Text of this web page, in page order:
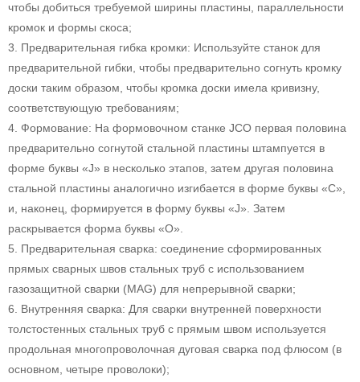
чтобы добиться требуемой ширины пластины, параллельности
кромок и формы скоса;
3. Предварительная гибка кромки: Используйте станок для
предварительной гибки, чтобы предварительно согнуть кромку
доски таким образом, чтобы кромка доски имела кривизну,
соответствующую требованиям;
4. Формование: На формовочном станке JCO первая половина
предварительно согнутой стальной пластины штампуется в
форме буквы «J» в несколько этапов, затем другая половина
стальной пластины аналогично изгибается в форме буквы «C»,
и, наконец, формируется в форму буквы «J». Затем
раскрывается форма буквы «O».
5. Предварительная сварка: соединение сформированных
прямых сварных швов стальных труб с использованием
газозащитной сварки (MAG) для непрерывной сварки;
6. Внутренняя сварка: Для сварки внутренней поверхности
толстостенных стальных труб с прямым швом используется
продольная многопроволочная дуговая сварка под флюсом (в
основном, четыре проволоки);